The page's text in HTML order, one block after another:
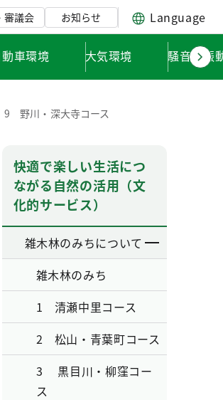
審議会 お知らせ Language
車環境 大気環境 騒音・振
9 野川・深大寺コース
快適で楽しい生活につ
ながる自然の活用（文
化的サービス）
雑木林のみちについて
雑木林のみち
1 清瀬中里コース
2 松山・青葉町コース
3 黒目川・柳窪コー
ス